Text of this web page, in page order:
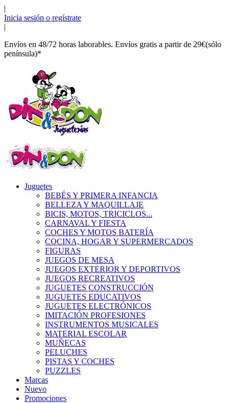
|
Inicia sesión o regístrate
|
Envíos en 48/72 horas laborables. Envíos gratis a partir de 29€(sólo
península)*
Juguetes
BEBÉS Y PRIMERA INFANCIA
BELLEZA Y MAQUILLAJE
BICIS, MOTOS, TRICICLOS...
CARNAVAL Y FIESTA
COCHES Y MOTOS BATERÍA
COCINA, HOGAR Y SUPERMERCADOS
FIGURAS
JUEGOS DE MESA
JUEGOS EXTERIOR Y DEPORTIVOS
JUEGOS RECREATIVOS
JUGUETES CONSTRUCCIÓN
JUGUETES EDUCATIVOS
JUGUETES ELECTRÓNICOS
IMITACIÓN PROFESIONES
INSTRUMENTOS MUSICALES
MATERIAL ESCOLAR
MUÑECAS
PELUCHES
PISTAS Y COCHES
PUZZLES
Marcas
Nuevo
Promociones